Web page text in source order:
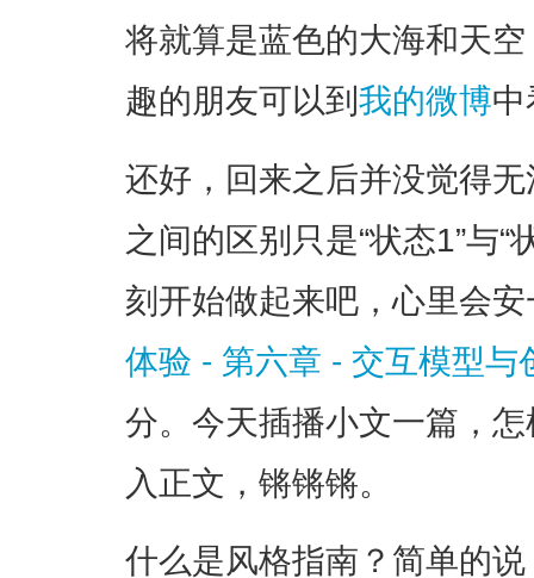
将就算是蓝色的大海和天
趣的朋友可以到 我的微博中
还好，回来之后并没觉得
之间的区别只是“状态1”与
刻开始做起来吧，心里会
体验 - 第六章 - 交互模型与
分。今天插播小文一篇，
入正文，锵锵锵。
什么是风格指南？简单的